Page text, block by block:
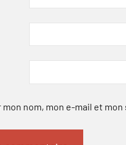
nom, mon e-mail et